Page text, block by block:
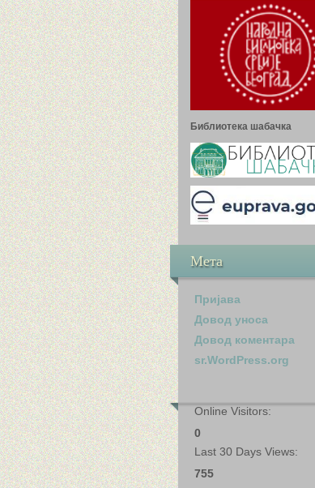
Библиотека шабачка
Мета
Пријава
Довод уноса
Довод коментара
sr.WordPress.org
Online Visitors:
0
Last 30 Days Views:
755